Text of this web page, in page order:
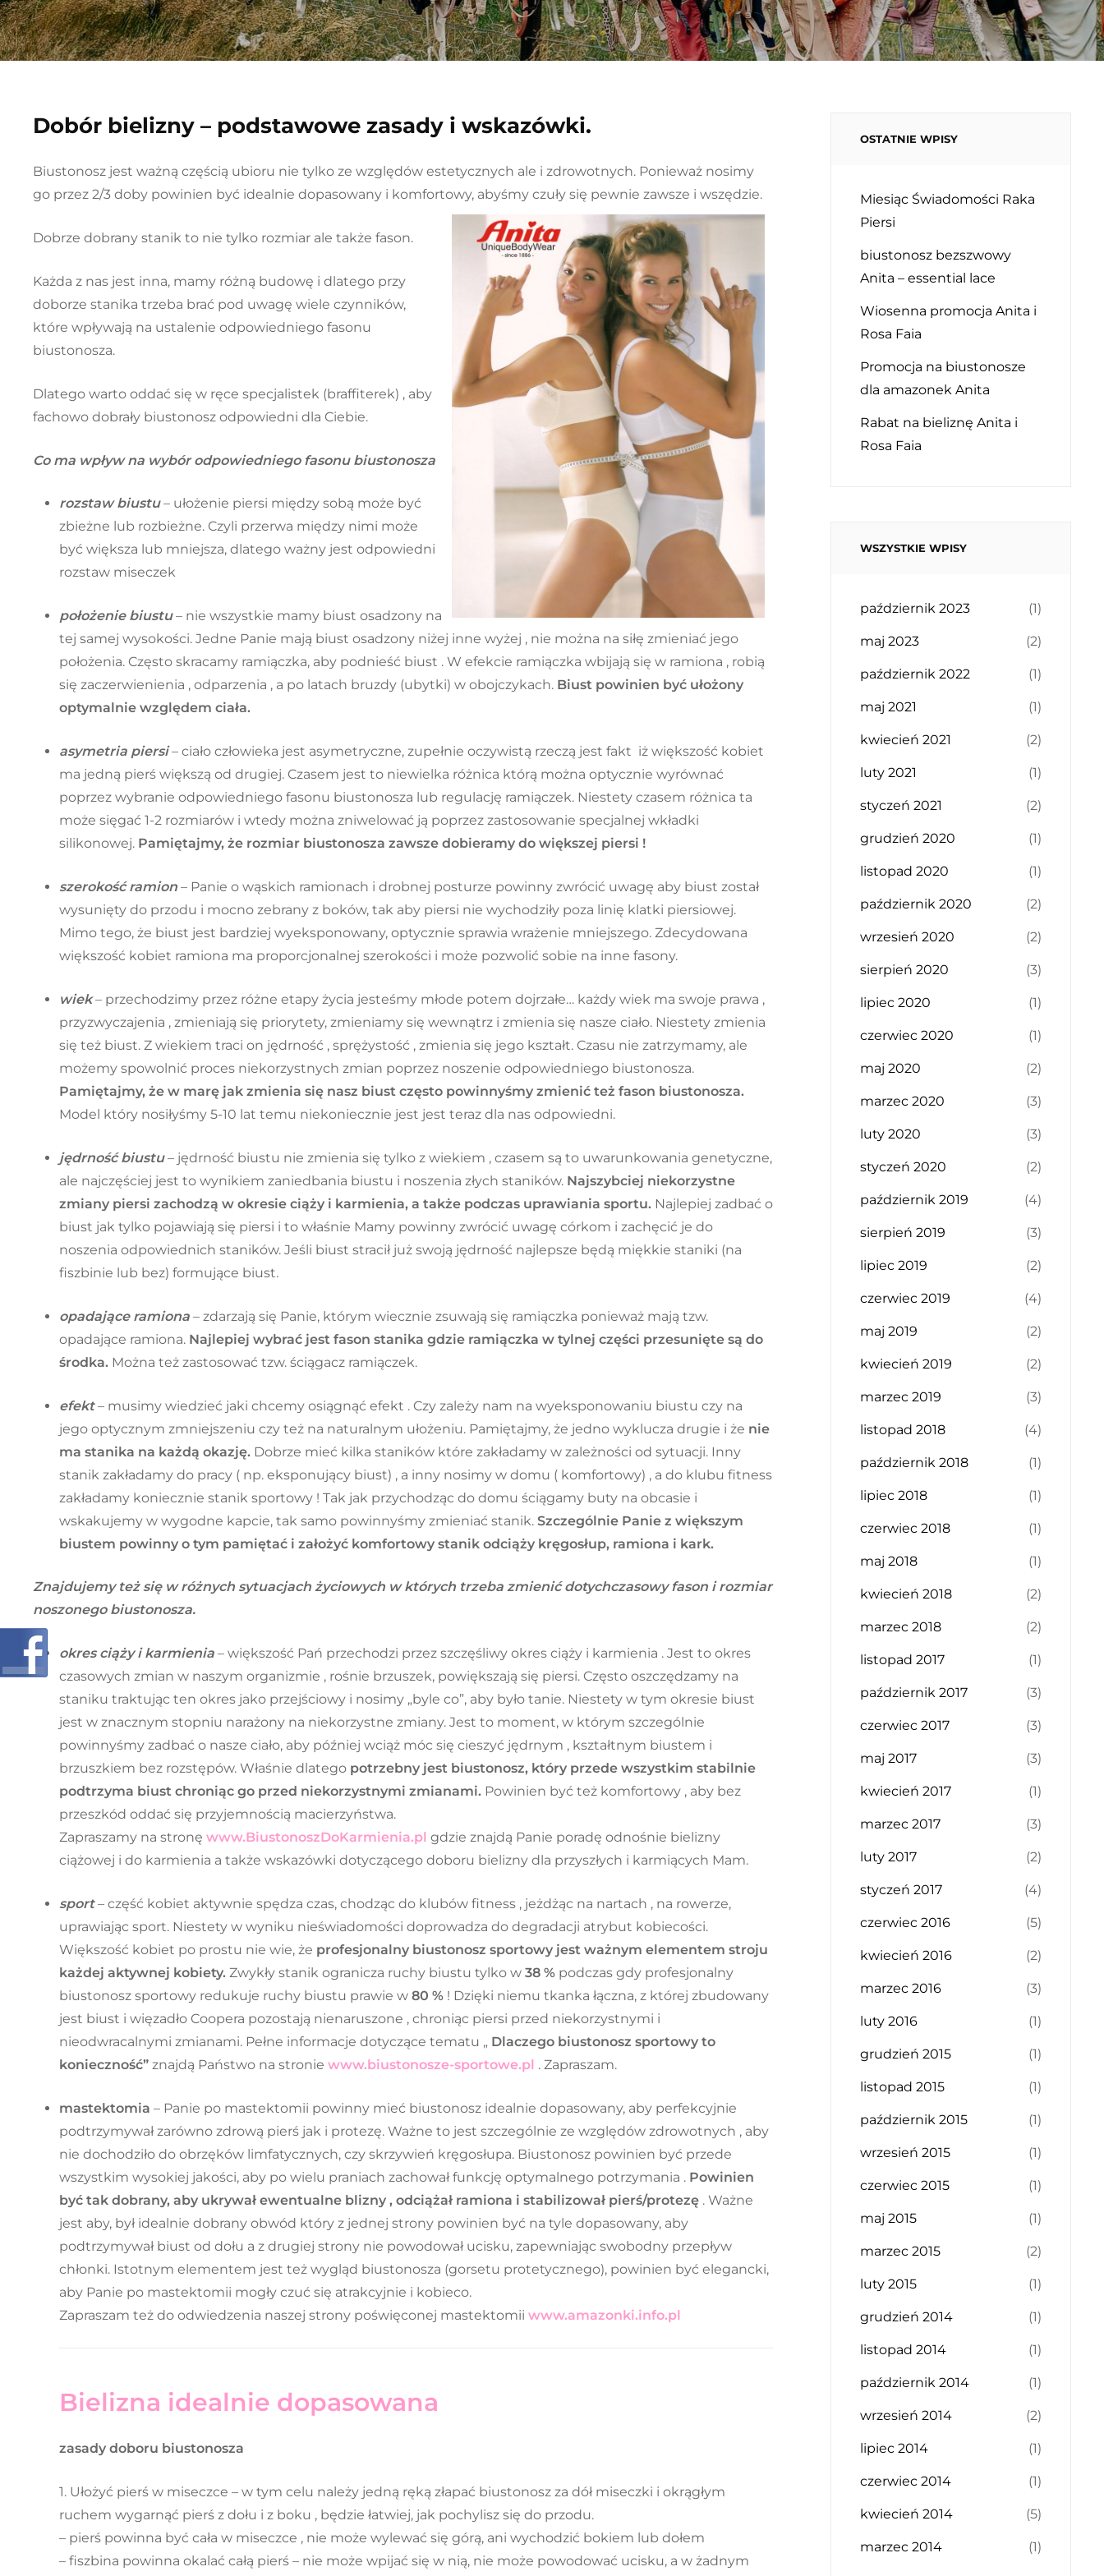
Dobór bielizny – podstawowe zasady i wskazówki.
Biustonosz jest ważną częścią ubioru nie tylko ze względów estetycznych ale i zdrowotnych. Ponieważ nosimy
go przez 2/3 doby powinien być idealnie dopasowany i komfortowy, abyśmy czuły się pewnie zawsze i wszędzie.
Dobrze dobrany stanik to nie tylko rozmiar ale także fason.
Każda z nas jest inna, mamy różną budowę i dlatego przy
doborze stanika trzeba brać pod uwagę wiele czynników,
które wpływają na ustalenie odpowiedniego fasonu
biustonosza.
Dlatego warto oddać się w ręce specjalistek (braffiterek) , aby
fachowo dobrały biustonosz odpowiedni dla Ciebie.
Co ma wpływ na wybór odpowiedniego fasonu biustonosza
rozstaw biustu– ułożenie piersi między sobą może być
zbieżne lub rozbieżne. Czyli przerwa między nimi może
być większa lub mniejsza, dlatego ważny jest odpowiedni
rozstaw miseczek
położenie biustu– nie wszystkie mamy biust osadzony na
tej samej wysokości. Jedne Panie mają biust osadzony niżej inne wyżej , nie można na siłę zmieniać jego
położenia. Często skracamy ramiączka, aby podnieść biust . W efekcie ramiączka wbijają się w ramiona , robią
się zaczerwienienia , odparzenia , a po latach bruzdy (ubytki) w obojczykach. Biust powinien być ułożony
optymalnie względem ciała.
asymetria piersi– ciało człowieka jest asymetryczne, zupełnie oczywistą rzeczą jest fakt iż większość kobiet
ma jedną pierś większą od drugiej. Czasem jest to niewielka różnica którą można optycznie wyrównać
poprzez wybranie odpowiedniego fasonu biustonosza lub regulację ramiączek. Niestety czasem różnica ta
może sięgać 1-2 rozmiarów i wtedy można zniwelować ją poprzez zastosowanie specjalnej wkładki
silikonowej. Pamiętajmy, że rozmiar biustonosza zawsze dobieramy do większej piersi !
szerokość ramion – Panie o wąskich ramionach i drobnej posturze powinny zwrócić uwagę aby biust został
wysunięty do przodu i mocno zebrany z boków, tak aby piersi nie wychodziły poza linię klatki piersiowej.
Mimo tego, że biust jest bardziej wyeksponowany, optycznie sprawia wrażenie mniejszego. Zdecydowana
większość kobiet ramiona ma proporcjonalnej szerokości i może pozwolić sobie na inne fasony.
wiek– przechodzimy przez różne etapy życia jesteśmy młode potem dojrzałe… każdy wiek ma swoje prawa ,
przyzwyczajenia , zmieniają się priorytety, zmieniamy się wewnątrz i zmienia się nasze ciało. Niestety zmienia
się też biust. Z wiekiem traci on jędrność , sprężystość , zmienia się jego kształt. Czasu nie zatrzymamy, ale
możemy spowolnić proces niekorzystnych zmian poprzez noszenie odpowiedniego biustonosza.
Pamiętajmy, że w marę jak zmienia się nasz biust często powinnyśmy zmienić też fason biustonosza.
Model który nosiłyśmy 5-10 lat temu niekoniecznie jest jest teraz dla nas odpowiedni.
jędrność biustu– jędrność biustu nie zmienia się tylko z wiekiem , czasem są to uwarunkowania genetyczne,
ale najczęściej jest to wynikiem zaniedbania biustu i noszenia złych staników. Najszybciej niekorzystne
zmiany piersi zachodzą w okresie ciąży i karmienia, a także podczas uprawiania sportu. Najlepiej zadbać o
biust jak tylko pojawiają się piersi i to właśnie Mamy powinny zwrócić uwagę córkom i zachęcić je do
noszenia odpowiednich staników. Jeśli biust stracił już swoją jędrność najlepsze będą miękkie staniki (na
fiszbinie lub bez) formujące biust.
opadające ramiona – zdarzają się Panie, którym wiecznie zsuwają się ramiączka ponieważ mają tzw.
opadające ramiona. Najlepiej wybrać jest fason stanika gdzie ramiączka w tylnej części przesunięte są do
środka. Można też zastosować tzw. ściągacz ramiączek.
efekt– musimy wiedzieć jaki chcemy osiągnąć efekt . Czy zależy nam na wyeksponowaniu biustu czy na
jego optycznym zmniejszeniu czy też na naturalnym ułożeniu. Pamiętajmy, że jedno wyklucza drugie i że nie
ma stanika na każdą okazję. Dobrze mieć kilka staników które zakładamy w zależności od sytuacji. Inny
stanik zakładamy do pracy ( np. eksponujący biust) , a inny nosimy w domu ( komfortowy) , a do klubu fitness
zakładamy koniecznie stanik sportowy ! Tak jak przychodząc do domu ściągamy buty na obcasie i
wskakujemy w wygodne kapcie, tak samo powinnyśmy zmieniać stanik. Szczególnie Panie z większym
biustem powinny o tym pamiętać i założyć komfortowy stanik odciąży kręgosłup, ramiona i kark.
Znajdujemy też się w różnych sytuacjach życiowych w których trzeba zmienić dotychczasowy fason i rozmiar
noszonego biustonosza.
okres ciąży i karmienia – większość Pań przechodzi przez szczęśliwy okres ciąży i karmienia . Jest to okres
czasowych zmian w naszym organizmie , rośnie brzuszek, powiększają się piersi. Często oszczędzamy na
staniku traktując ten okres jako przejściowy i nosimy „byle co”, aby było tanie. Niestety w tym okresie biust
jest w znacznym stopniu narażony na niekorzystne zmiany. Jest to moment, w którym szczególnie
powinnyśmy zadbać o nasze ciało, aby później wciąż móc się cieszyć jędrnym , kształtnym biustem i
brzuszkiem bez rozstępów. Właśnie dlatego potrzebny jest biustonosz, który przede wszystkim stabilnie
podtrzyma biust chroniąc go przed niekorzystnymi zmianami. Powinien być też komfortowy , aby bez
przeszkód oddać się przyjemnością macierzyństwa.
Zapraszamy na stronę www.BiustonoszDoKarmienia.pl gdzie znajdą Panie poradę odnośnie bielizny
ciążowej i do karmienia a także wskazówki dotyczącego doboru bielizny dla przyszłych i karmiących Mam.
sport– część kobiet aktywnie spędza czas, chodząc do klubów fitness , jeżdżąc na nartach , na rowerze,
uprawiając sport. Niestety w wyniku nieświadomości doprowadza do degradacji atrybut kobiecości.
Większość kobiet po prostu nie wie, że profesjonalny biustonosz sportowy jest ważnym elementem stroju
każdej aktywnej kobiety. Zwykły stanik ogranicza ruchy biustu tylko w 38 % podczas gdy profesjonalny
biustonosz sportowy redukuje ruchy biustu prawie w 80 % ! Dzięki niemu tkanka łączna, z której zbudowany
jest biust i więzadło Coopera pozostają nienaruszone , chroniąc piersi przed niekorzystnymi i
nieodwracalnymi zmianami. Pełne informacje dotyczące tematu „ Dlaczego biustonosz sportowy to
konieczność” znajdą Państwo na stronie www.biustonosze-sportowe.pl . Zapraszam.
mastektomia – Panie po mastektomii powinny mieć biustonosz idealnie dopasowany, aby perfekcyjnie
podtrzymywał zarówno zdrową pierś jak i protezę. Ważne to jest szczególnie ze względów zdrowotnych , aby
nie dochodziło do obrzęków limfatycznych, czy skrzywień kręgosłupa. Biustonosz powinien być przede
wszystkim wysokiej jakości, aby po wielu praniach zachował funkcję optymalnego potrzymania . Powinien
być tak dobrany, aby ukrywał ewentualne blizny , odciążał ramiona i stabilizował pierś/protezę . Ważne
jest aby, był idealnie dobrany obwód który z jednej strony powinien być na tyle dopasowany, aby
podtrzymywał biust od dołu a z drugiej strony nie powodował ucisku, zapewniając swobodny przepływ
chłonki. Istotnym elementem jest też wygląd biustonosza (gorsetu protetycznego), powinien być elegancki,
aby Panie po mastektomii mogły czuć się atrakcyjnie i kobieco.
Zapraszam też do odwiedzenia naszej strony poświęconej mastektomii www.amazonki.info.pl
Bielizna idealnie dopasowana
zasady doboru biustonosza
1. Ułożyć pierś w miseczce – w tym celu należy jedną ręką złapać biustonosz za dół miseczki i okrągłym
ruchem wygarnąć pierś z dołu i z boku , będzie łatwiej, jak pochylisz się do przodu.
– pierś powinna być cała w miseczce , nie może wylewać się górą, ani wychodzić bokiem lub dołem
– fiszbina powinna okalać całą pierś – nie może wpijać się w nią, nie może powodować ucisku, a w żadnym
OSTATNIE WPISY
Miesiąc Świadomości Raka
Piersi
biustonosz bezszwowy
Anita – essential lace
Wiosenna promocja Anita i
Rosa Faia
Promocja na biustonosze
dla amazonek Anita
Rabat na bieliznę Anita i
Rosa Faia
WSZYSTKIE WPISY
październik 2023 (1)
maj 2023 (2)
październik 2022 (1)
maj 2021 (1)
kwiecień 2021 (2)
luty 2021 (1)
styczeń 2021 (2)
grudzień 2020 (1)
listopad 2020 (1)
październik 2020 (2)
wrzesień 2020 (2)
sierpień 2020 (3)
lipiec 2020 (1)
czerwiec 2020 (1)
maj 2020 (2)
marzec 2020 (3)
luty 2020 (3)
styczeń 2020 (2)
październik 2019 (4)
sierpień 2019 (3)
lipiec 2019 (2)
czerwiec 2019 (4)
maj 2019 (2)
kwiecień 2019 (2)
marzec 2019 (3)
listopad 2018 (4)
październik 2018 (1)
lipiec 2018 (1)
czerwiec 2018 (1)
maj 2018 (1)
kwiecień 2018 (2)
marzec 2018 (2)
listopad 2017 (1)
październik 2017 (3)
czerwiec 2017 (3)
maj 2017 (3)
kwiecień 2017 (1)
marzec 2017 (3)
luty 2017 (2)
styczeń 2017 (4)
czerwiec 2016 (5)
kwiecień 2016 (2)
marzec 2016 (3)
luty 2016 (1)
grudzień 2015 (1)
listopad 2015 (1)
październik 2015 (1)
wrzesień 2015 (1)
czerwiec 2015 (1)
maj 2015 (1)
marzec 2015 (2)
luty 2015 (1)
grudzień 2014 (1)
listopad 2014 (1)
październik 2014 (1)
wrzesień 2014 (2)
lipiec 2014 (1)
czerwiec 2014 (1)
kwiecień 2014 (5)
marzec 2014 (1)